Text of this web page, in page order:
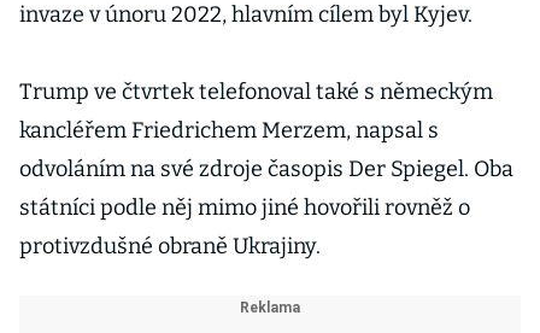
invaze v únoru 2022, hlavním cílem byl Kyjev.
Trump ve čtvrtek telefonoval také s německým
kancléřem Friedrichem Merzem, napsal s
odvoláním na své zdroje časopis Der Spiegel. Oba
státníci podle něj mimo jiné hovořili rovněž o
protivzdušné obraně Ukrajiny.